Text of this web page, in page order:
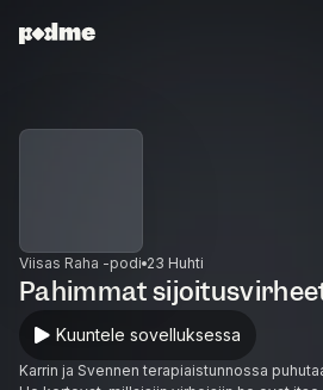
Viisas Raha -podi 23 Huhti
Pahimmat
Kuuntele sovelluksessa
Karrin ja Svennen terapiaistunnossa